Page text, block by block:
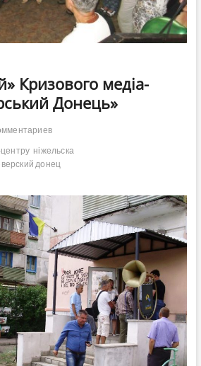
Кризового медіа-
Донець»
ніжельска
донец